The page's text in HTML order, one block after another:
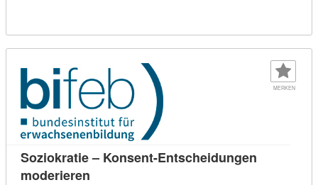
MERKEN
Soziokratie – Konsent-Entscheidungen
moderieren